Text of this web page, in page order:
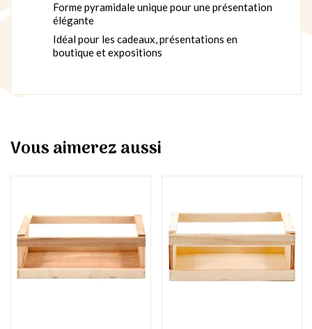
Forme pyramidale unique pour une présentation
élégante
Idéal pour les cadeaux, présentations en
boutique et expositions
Vous aimerez aussi